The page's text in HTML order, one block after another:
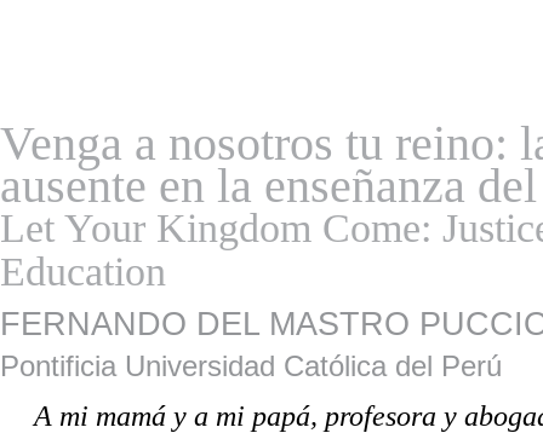
Venga a nosotros tu reino:
ausente en la enseñanza
Let Your Kingdom Come:
Education
FERNANDO DEL MASTRO
Pontificia Universidad Católica del Perú
A mi mamá y a mi papá, profesora y